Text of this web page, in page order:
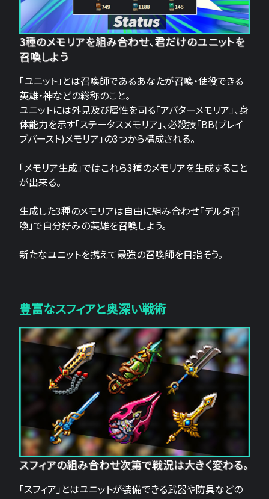
3種のメモリアを組み合わせ、君だけのユニットを
召喚しよう
「ユニット」とは召喚師であるあなたが召喚・使役できる
英雄・神などの総称のこと。
ユニットには外見及び属性を司る「アバターメモリア」、身
体能力を示す「ステータスメモリア」、必殺技「BB(ブレイ
ブバースト)メモリア」の3つから構成される。
「メモリア生成」ではこれら3種のメモリアを生成すること
が出来る。
生成した3種のメモリアは自由に組み合わせ「デルタ召
喚」で自分好みの英雄を召喚しよう。
新たなユニットを携えて最強の召喚師を目指そう。
豊富なスフィアと奥深い戦術
スフィアの組み合わせ次第で戦況は大きく変わる。
「スフィア」とはユニットが装備できる武器や防具などの